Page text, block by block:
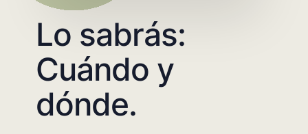
Lo sabrás:
Cuándo y
dónde.